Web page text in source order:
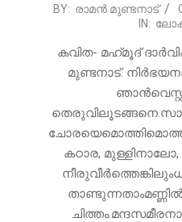
2022-
20
BY: രാമൻ മുണ്ടനാട്
IN:
കവിത- മഹ്‌മൂദ്
മുണ്ടനാട്.
കഠാര, മുള്ളിനാലോ,